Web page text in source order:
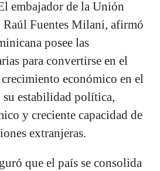
embajador de la Unión
Raúl Fuentes Milani, afirmó
posee las
para convertirse en el
económico en el
su estabilidad política,
y creciente capacidad de
extranjeras.
que el país se consolida